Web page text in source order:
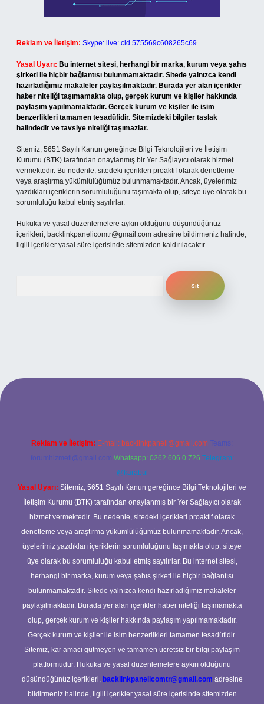
Reklam ve İletişim: Skype: live:.cid.575569c608265c69
Yasal Uyarı: Bu internet sitesi, herhangi bir marka, kurum veya şahıs
şirketi ile hiçbir bağlantısı bulunmamaktadır. Sitede yalnızca kendi
hazırladığımız makaleler paylaşılmaktadır. Burada yer alan içerikler
haber niteliği taşımamakta olup, gerçek kurum ve kişiler hakkında
paylaşım yapılmamaktadır. Gerçek kurum ve kişiler ile isim
benzerlikleri tamamen tesadüfidir. Sitemizdeki bilgiler taslak
halindedir ve tavsiye niteliği taşımazlar.
Sitemiz, 5651 Sayılı Kanun gereğince Bilgi Teknolojileri ve İletişim
Kurumu (BTK) tarafından onaylanmış bir Yer Sağlayıcı olarak hizmet
vermektedir. Bu nedenle, sitedeki içerikleri proaktif olarak denetleme
veya araştırma yükümlülüğümüz bulunmamaktadır. Ancak, üyelerimiz
yazdıkları içeriklerin sorumluluğunu taşımakta olup, siteye üye olarak bu
sorumluluğu kabul etmiş sayılırlar.
Hukuka ve yasal düzenlemelere aykırı olduğunu düşündüğünüz
içerikleri, backlinkpanelicomtr@gmail.com adresine bildirmeniz halinde,
ilgili içerikler yasal süre içerisinde sitemizden kaldırılacaktır.
Reklam ve İletişim: E-mail: backlinkpaneli@gmail.com Teams:
forumhizmeti@gmail.com Whatsapp: 0262 606 0 726 Telegram:
@karabul
Yasal Uyarı: Sitemiz, 5651 Sayılı Kanun gereğince Bilgi Teknolojileri ve
İletişim Kurumu (BTK) tarafından onaylanmış bir Yer Sağlayıcı olarak
hizmet vermektedir. Bu nedenle, sitedeki içerikleri proaktif olarak
denetleme veya araştırma yükümlülüğümüz bulunmamaktadır. Ancak,
üyelerimiz yazdıkları içeriklerin sorumluluğunu taşımakta olup, siteye
üye olarak bu sorumluluğu kabul etmiş sayılırlar. Bu internet sitesi,
herhangi bir marka, kurum veya şahıs şirketi ile hiçbir bağlantısı
bulunmamaktadır. Sitede yalnızca kendi hazırladığımız makaleler
paylaşılmaktadır. Burada yer alan içerikler haber niteliği taşımamakta
olup, gerçek kurum ve kişiler hakkında paylaşım yapılmamaktadır.
Gerçek kurum ve kişiler ile isim benzerlikleri tamamen tesadüfidir.
Sitemiz, kar amacı gütmeyen ve tamamen ücretsiz bir bilgi paylaşım
platformudur. Hukuka ve yasal düzenlemelere aykırı olduğunu
düşündüğünüz içerikleri, backlinkpanelicomtr@gmail.com adresine
bildirmeniz halinde, ilgili içerikler yasal süre içerisinde sitemizden